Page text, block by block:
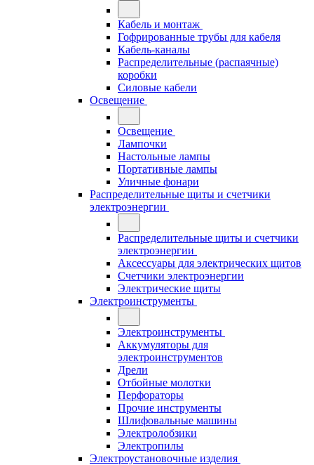
Кабель и монтаж
Гофрированные трубы для кабеля
Кабель-каналы
Распределительные (распаячные)
коробки
Силовые кабели
Освещение
Освещение
Лампочки
Настольные лампы
Портативные лампы
Уличные фонари
Распределительные щиты и счетчики
электроэнергии
Распределительные щиты и счетчики
электроэнергии
Аксессуары для электрических щитов
Счетчики электроэнергии
Электрические щиты
Электроинструменты
Электроинструменты
Аккумуляторы для
электроинструментов
Дрели
Отбойные молотки
Перфораторы
Прочие инструменты
Шлифовальные машины
Электролобзики
Электропилы
Электроустановочные изделия